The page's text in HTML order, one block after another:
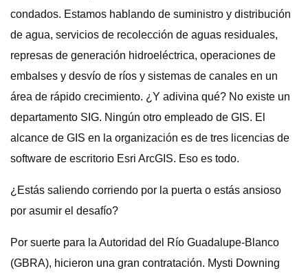
condados. Estamos hablando de suministro y distribución
de agua, servicios de recolección de aguas residuales,
represas de generación hidroeléctrica, operaciones de
embalses y desvío de ríos y sistemas de canales en un
área de rápido crecimiento. ¿Y adivina qué? No existe un
departamento SIG. Ningún otro empleado de GIS. El
alcance de GIS en la organización es de tres licencias de
software de escritorio Esri ArcGIS. Eso es todo.
¿Estás saliendo corriendo por la puerta o estás ansioso
por asumir el desafío?
Por suerte para la Autoridad del Río Guadalupe-Blanco
(GBRA), hicieron una gran contratación. Mysti Downing